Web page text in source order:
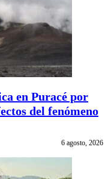
en Puracé por
del fenómeno
6 agosto, 2026